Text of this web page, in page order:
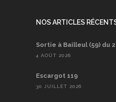
NOS ARTICLES
Sortie à Bailleul (59) du
4 AOÛT 2026
Escargot 119
30 JUILLET 2026